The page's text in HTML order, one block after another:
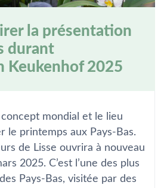
la présentation
durant
Keukenhof 2025
mondial et le lieu
le printemps aux Pays-Bas.
de Lisse ouvrira à nouveau
2025. C’est l’une des plus
Pays-Bas, visitée par des